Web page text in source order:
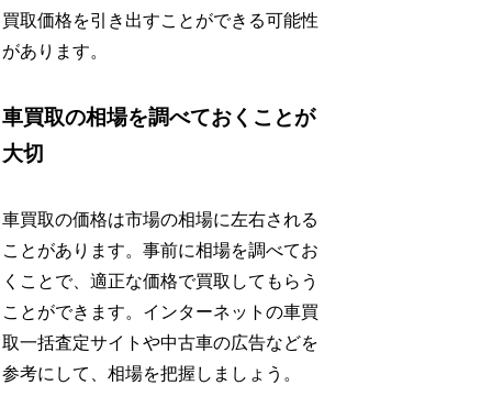
買取価格を引き出すことができる可能性
があります。
車買取の相場を調べておくことが
大切
車買取の価格は市場の相場に左右される
ことがあります。事前に相場を調べてお
くことで、適正な価格で買取してもらう
ことができます。インターネットの車買
取一括査定サイトや中古車の広告などを
参考にして、相場を把握しましょう。